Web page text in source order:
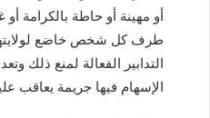
أو مهينة أو حاطة بالكرامة
طرف كل شخص خاضع
التدابير الفعالة لمنع ذلك
الإسهام فيها جريمة يعاقب